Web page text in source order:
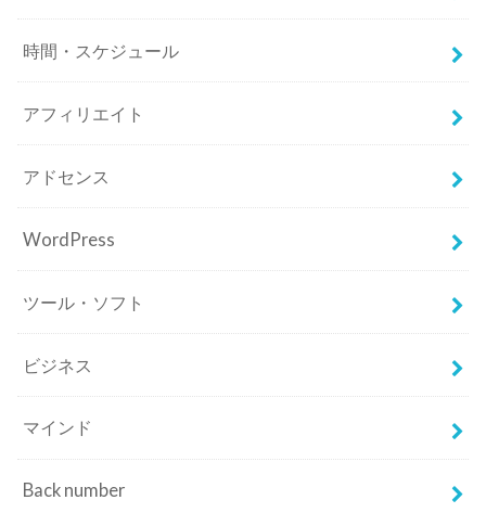
時間・スケジュール
アフィリエイト
アドセンス
WordPress
ツール・ソフト
ビジネス
マインド
Back number